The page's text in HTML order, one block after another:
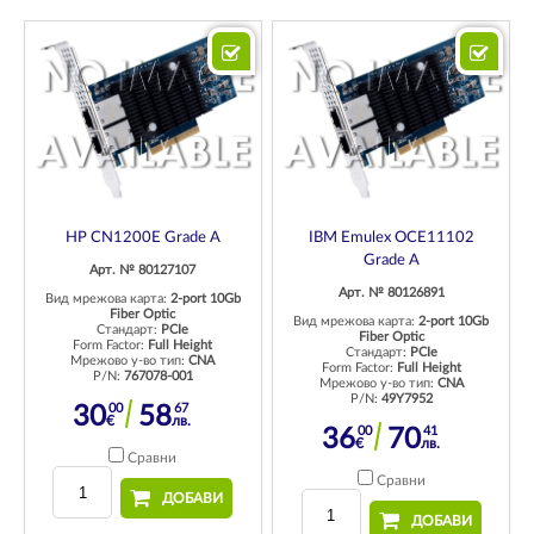
HP CN1200E Grade A
Арт. № 80127107
Вид мрежова карта: 2-port 10Gb
Fiber Optic
Стандарт: PCIe
Form Factor: Full Height
Мрежово у-во тип:CNA
P/N: 767078-001
3000
€ 5867
лв.
Сравни
ДОБАВИ
IBM Emulex OCE11102
Grade A
Арт. № 80126891
Вид мрежова карта:2-port 10Gb
Fiber Optic
Стандарт: PCIe
Form Factor: Full Height
Мрежово у-во тип: CNA
P/N: 49Y7952
3600
€ 7041
лв.
Сравни
ДОБАВИ